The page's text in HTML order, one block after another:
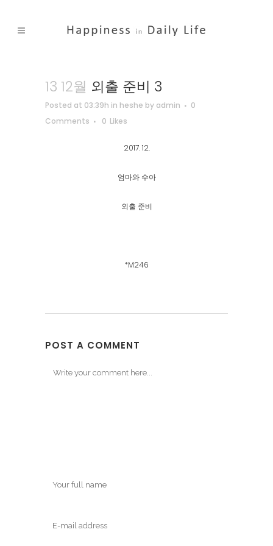
13 12월 외출 준비 3
Posted at 03:39h in heshe by admin
0
Comments
0 Likes
2017. 12.
엄마와 수아
외출 준비
*M246
POST A COMMENT